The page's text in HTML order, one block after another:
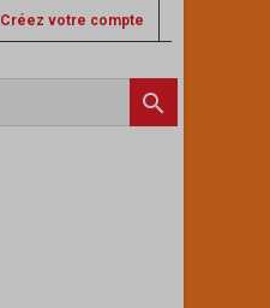
Créez votre compte
